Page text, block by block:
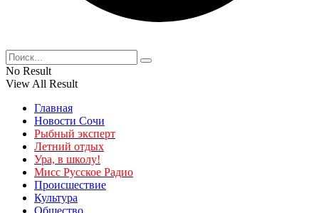
No Result
View All Result
Главная
Новости Сочи
Рыбный эксперт
Летний отдых
Ура, в школу!
Мисс Русское Радио
Происшествие
Культура